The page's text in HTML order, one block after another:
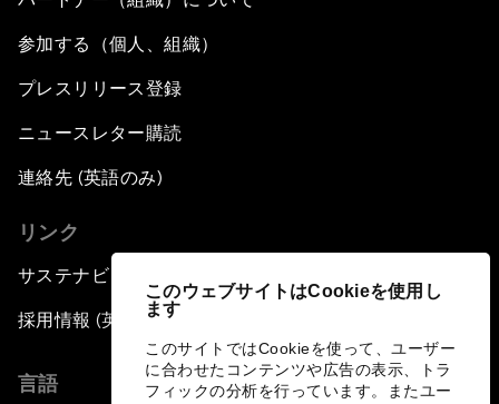
このウェブサイトはCookieを使用し
ます
このサイトではCookieを使って、ユーザー
に合わせたコンテンツや広告の表示、トラ
フィックの分析を行っています。またユー
参加する（個人、組織）
プレスリリース登録
ニュースレター購読
連絡先 (英語のみ)
リンク
サステナビリティへの取り組み
採用情報 (英語のみ)
言語